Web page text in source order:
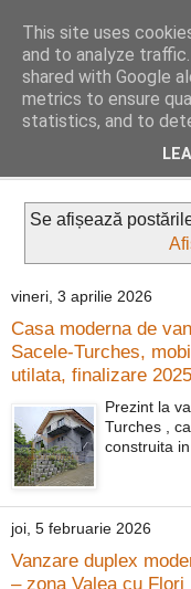
Distinct
Adrian Cocis 0742
Se afișează
vineri, 3 aprilie 2026
Casa moderna de
Sacele-Turches,
utilata, finalizare
Prezint la
Turches ,
construita
joi, 5 februarie 2026
Vanzare duplex
– zona Valea cu Flori
This site uses
and to analyze
shared with Google
metrics to ensure
statistics, and to